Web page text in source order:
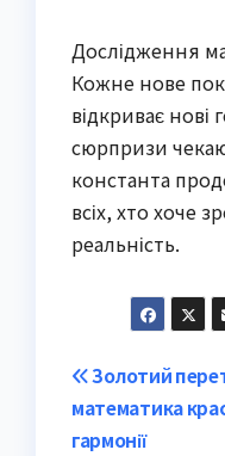
Дослідження
Кожне нове
відкриває нові
сюрпризи
константа
всіх, хто хоче
реальність.
Post
Золотий
математика
гармонії